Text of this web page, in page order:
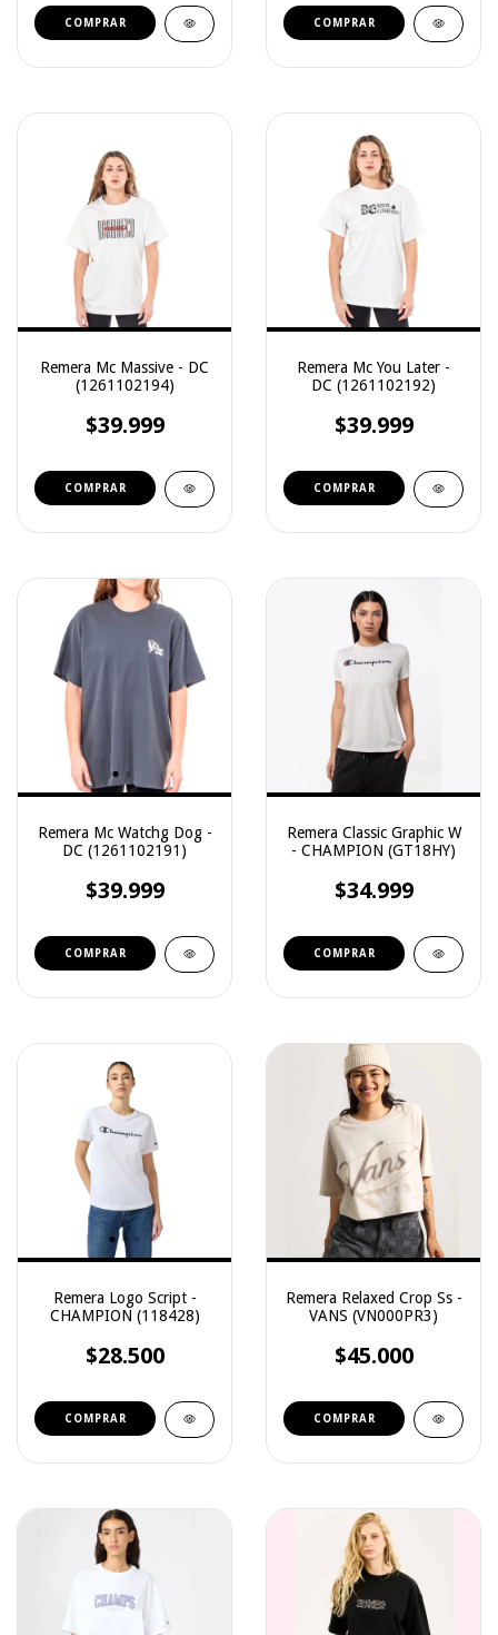
COMPRAR COMPRAR
Remera Mc Massive - DC
(1261102194)
$39.999
COMPRAR
Remera Mc You Later -
DC (1261102192)
$39.999
COMPRAR
Remera Mc Watchg Dog -
DC (1261102191)
$39.999
COMPRAR
Remera Classic Graphic W
- CHAMPION (GT18HY)
$34.999
COMPRAR
Remera Logo Script -
CHAMPION (118428)
$28.500
COMPRAR
Remera Relaxed Crop Ss -
VANS (VN000PR3)
$45.000
COMPRAR